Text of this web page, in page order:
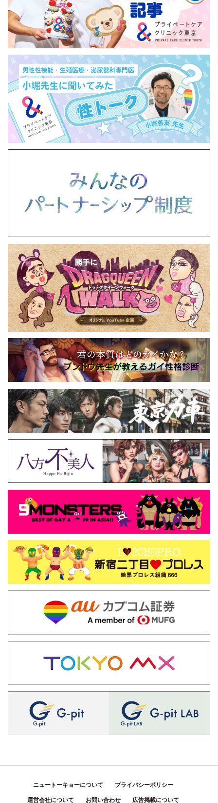
ニュートーキョーについて プライバシーポリシー
運営会社について お問い合わせ 広告掲載について